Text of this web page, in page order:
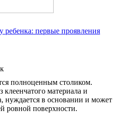
ребенка: первые проявления
полноценным столиком.
клеенчатого материала и
нуждается в основании и может
ровной поверхности.